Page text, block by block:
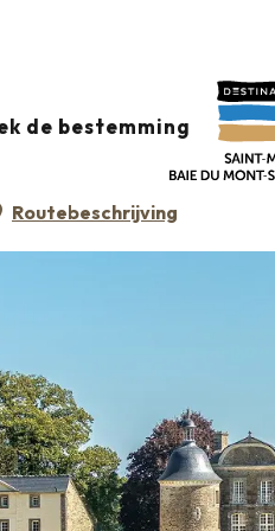
de bestemming
DE LA
Routebeschrijving